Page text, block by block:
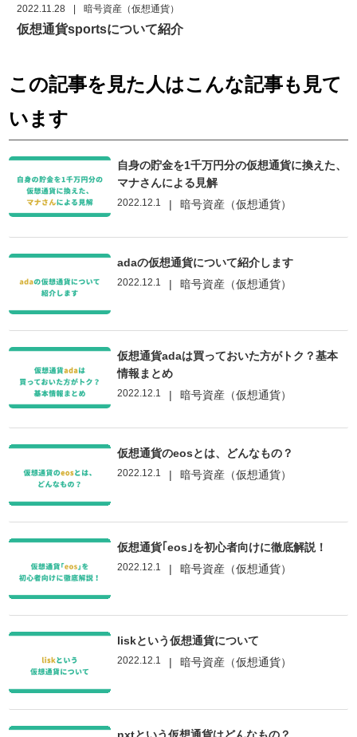
2022.11.28 暗号資産（仮想通貨）
仮想通貨sportsについて紹介
この記事を見た人はこんな記事も見て
います
自身の貯金を1千万円分の仮想通貨に換えた、
マナさんによる見解
2022.12.1 | 暗号資産（仮想通貨）
adaの仮想通貨について紹介します
2022.12.1 | 暗号資産（仮想通貨）
仮想通貨adaは買っておいた方がトク？基本
情報まとめ
2022.12.1 | 暗号資産（仮想通貨）
仮想通貨のeosとは、どんなもの？
2022.12.1 | 暗号資産（仮想通貨）
仮想通貨｢eos｣を初心者向けに徹底解説！
2022.12.1 | 暗号資産（仮想通貨）
liskという仮想通貨について
2022.12.1 | 暗号資産（仮想通貨）
nxtという仮想通貨はどんなもの？